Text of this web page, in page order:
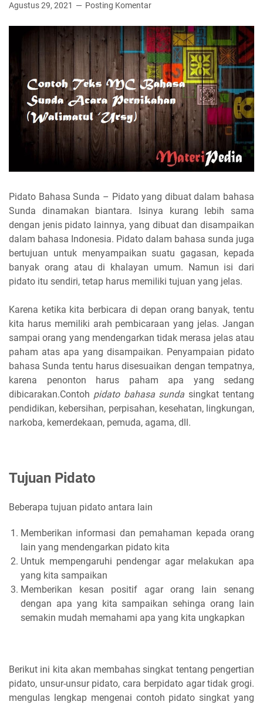
Agustus 29, 2021 Posting Komentar
Pidato Bahasa Sunda – Pidato yang dibuat dalam bahasa
Sunda dinamakan biantara. Isinya kurang lebih sama
dengan jenis pidato lainnya, yang dibuat dan disampaikan
dalam bahasa Indonesia. Pidato dalam bahasa sunda juga
bertujuan untuk menyampaikan suatu gagasan, kepada
banyak orang atau di khalayan umum. Namun isi dari
pidato itu sendiri, tetap harus memiliki tujuan yang jelas.
Karena ketika kita berbicara di depan orang banyak, tentu
kita harus memiliki arah pembicaraan yang jelas. Jangan
sampai orang yang mendengarkan tidak merasa jelas atau
paham atas apa yang disampaikan. Penyampaian pidato
bahasa Sunda tentu harus disesuaikan dengan tempatnya,
karena penonton harus paham apa yang sedang
dibicarakan.Contoh pidato bahasa sunda singkat tentang
pendidikan, kebersihan, perpisahan, kesehatan, lingkungan,
narkoba, kemerdekaan, pemuda, agama, dll.
Tujuan Pidato
Beberapa tujuan pidato antara lain
Memberikan informasi dan pemahaman kepada orang
lain yang mendengarkan pidato kita
Untuk mempengaruhi pendengar agar melakukan apa
yang kita sampaikan
Memberikan kesan positif agar orang lain senang
dengan apa yang kita sampaikan sehinga orang lain
semakin mudah memahami apa yang kita ungkapkan
Berikut ini kita akan membahas singkat tentang pengertian
pidato, unsur-unsur pidato, cara berpidato agar tidak grogi.
mengulas lengkap mengenai contoh pidato singkat yang